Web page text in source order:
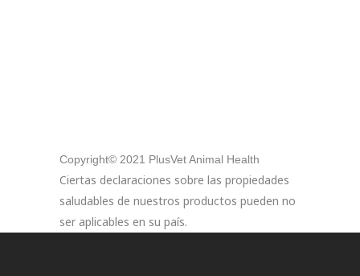
Copyright© 2021 PlusVet Animal Health
Ciertas declaraciones sobre las propiedades
saludables de nuestros productos pueden no
ser aplicables en su país.